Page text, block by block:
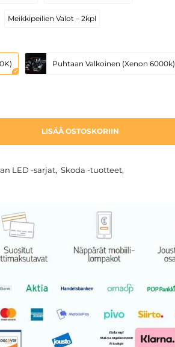
Meikkipeilien Valot – 2kpl
Puhtaan Valkoinen (Xenon 6000k)
LISÄÄ OSTOSKORIIN
LED -sarjat, Skoda -tuotteet,